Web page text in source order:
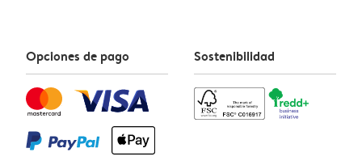
Opciones de pago Sostenibilidad